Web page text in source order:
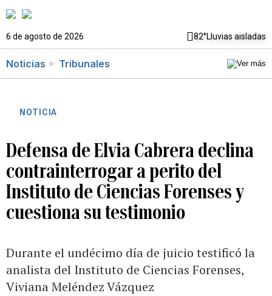
6 de agosto de 2026 82°Lluvias aisladas
Noticias Tribunales
NOTICIA
Defensa de Elvia Cabrera declina
contrainterrogar a perito del
Instituto de Ciencias Forenses y
cuestiona su testimonio
Durante el undécimo día de juicio testificó la
analista del Instituto de Ciencias Forenses,
Viviana Meléndez Vázquez